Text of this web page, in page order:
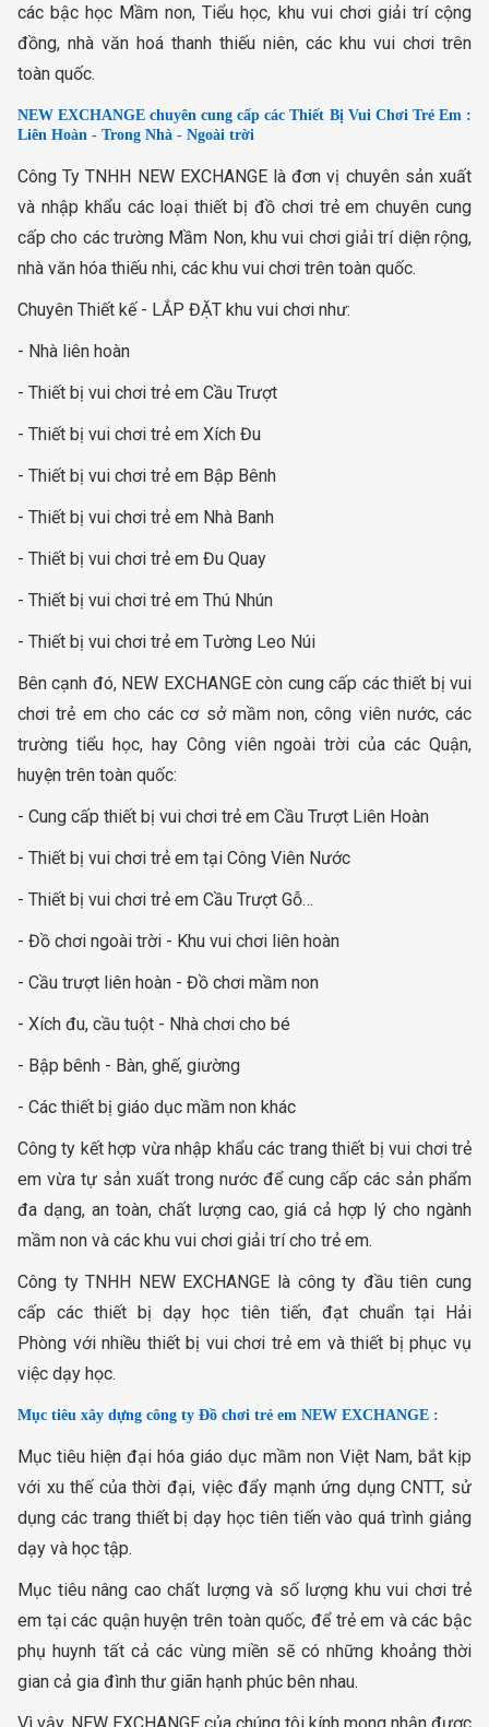
các bậc học Mầm non, Tiểu học, khu vui chơi giải trí cộng
đồng, nhà văn hoá thanh thiếu niên, các khu vui chơi trên
toàn quốc.
NEW EXCHANGE chuyên cung cấp các Thiết Bị Vui Chơi Trẻ Em :
Liên Hoàn - Trong Nhà - Ngoài trời
Công Ty TNHH NEW EXCHANGE là đơn vị chuyên sản xuất
và nhập khẩu các loại thiết bị đồ chơi trẻ em chuyên cung
cấp cho các trường Mầm Non, khu vui chơi giải trí diện rộng,
nhà văn hóa thiếu nhi, các khu vui chơi trên toàn quốc.
Chuyên Thiết kế - LẮP ĐẶT khu vui chơi như:
- Nhà liên hoàn
- Thiết bị vui chơi trẻ em Cầu Trượt
- Thiết bị vui chơi trẻ em Xích Đu
- Thiết bị vui chơi trẻ em Bập Bênh
- Thiết bị vui chơi trẻ em Nhà Banh
- Thiết bị vui chơi trẻ em Đu Quay
- Thiết bị vui chơi trẻ em Thú Nhún
- Thiết bị vui chơi trẻ em Tường Leo Núi
Bên cạnh đó, NEW EXCHANGE còn cung cấp các thiết bị vui
chơi trẻ em cho các cơ sở mầm non, công viên nước, các
trường tiểu học, hay Công viên ngoài trời của các Quận,
huyện trên toàn quốc:
- Cung cấp thiết bị vui chơi trẻ em Cầu Trượt Liên Hoàn
- Thiết bị vui chơi trẻ em tại Công Viên Nước
- Thiết bị vui chơi trẻ em Cầu Trượt Gỗ…
- Đồ chơi ngoài trời - Khu vui chơi liên hoàn
- Cầu trượt liên hoàn - Đồ chơi mầm non
- Xích đu, cầu tuột - Nhà chơi cho bé
- Bập bênh - Bàn, ghế, giường
- Các thiết bị giáo dục mầm non khác
Công ty kết hợp vừa nhập khẩu các trang thiết bị vui chơi trẻ
em vừa tự sản xuất trong nước để cung cấp các sản phẩm
đa dạng, an toàn, chất lượng cao, giá cả hợp lý cho ngành
mầm non và các khu vui chơi giải trí cho trẻ em.
Công ty TNHH NEW EXCHANGE là công ty đầu tiên cung
cấp các thiết bị dạy học tiên tiến, đạt chuẩn tại Hải
Phòng với nhiều thiết bị vui chơi trẻ em và thiết bị phục vụ
việc dạy học.
Mục tiêu xây dựng công ty Đồ chơi trẻ em NEW EXCHANGE :
Mục tiêu hiện đại hóa giáo dục mầm non Việt Nam, bắt kịp
với xu thế của thời đại, việc đẩy mạnh ứng dụng CNTT, sử
dụng các trang thiết bị dạy học tiên tiến vào quá trình giảng
dạy và học tập.
Mục tiêu nâng cao chất lượng và số lượng khu vui chơi trẻ
em tại các quận huyện trên toàn quốc, để trẻ em và các bậc
phụ huynh tất cả các vùng miền sẽ có những khoảng thời
gian cả gia đình thư giãn hạnh phúc bên nhau.